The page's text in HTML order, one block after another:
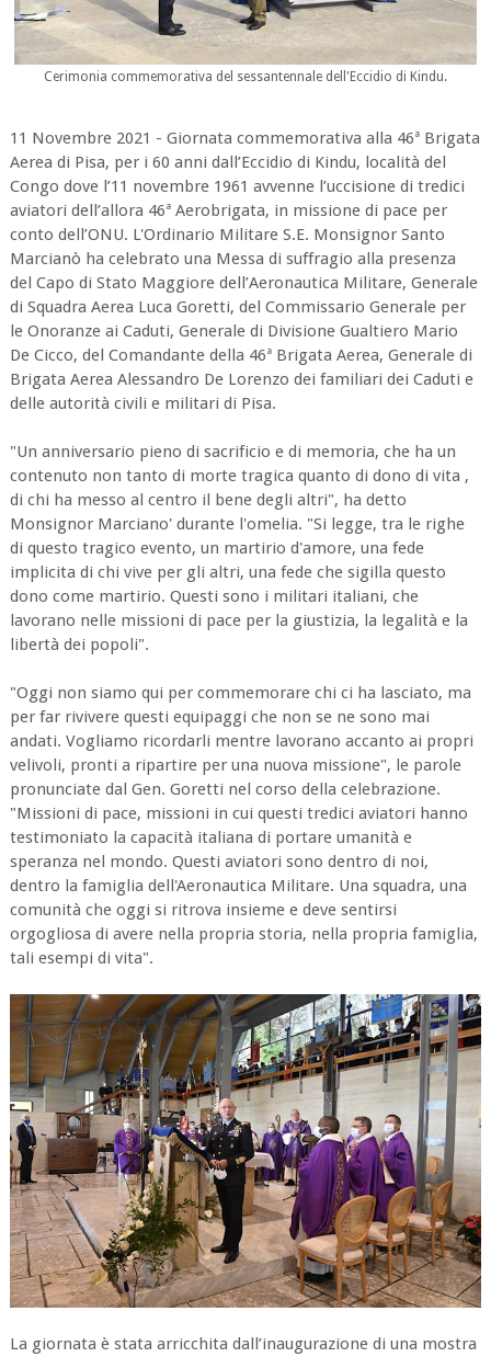
Cerimonia commemorativa del sessantennale dell'Eccidio di Kindu.
11 Novembre 2021 - Giornata commemorativa alla 46ª Brigata
Aerea di Pisa, per i 60 anni dall’Eccidio di Kindu, località del
Congo dove l’11 novembre 1961 avvenne l’uccisione di tredici
aviatori dell’allora 46ª Aerobrigata, in missione di pace per
conto dell’ONU. L'Ordinario Militare S.E. Monsignor Santo
Marcianò ha celebrato una Messa di suffragio alla presenza
del Capo di Stato Maggiore dell’Aeronautica Militare, Generale
di Squadra Aerea Luca Goretti, del Commissario Generale per
le Onoranze ai Caduti, Generale di Divisione Gualtiero Mario
De Cicco, del Comandante della 46ª Brigata Aerea, Generale di
Brigata Aerea Alessandro De Lorenzo dei familiari dei Caduti e
delle autorità civili e militari di Pisa.
"Un anniversario pieno di sacrificio e di memoria, che ha un
contenuto non tanto di morte tragica quanto di dono di vita ,
di chi ha messo al centro il bene degli altri", ha detto
Monsignor Marciano' durante l'omelia. "Si legge, tra le righe
di questo tragico evento, un martirio d'amore, una fede
implicita di chi vive per gli altri, una fede che sigilla questo
dono come martirio. Questi sono i militari italiani, che
lavorano nelle missioni di pace per la giustizia, la legalità e la
libertà dei popoli".
"Oggi non siamo qui per commemorare chi ci ha lasciato, ma
per far rivivere questi equipaggi che non se ne sono mai
andati. Vogliamo ricordarli mentre lavorano accanto ai propri
velivoli, pronti a ripartire per una nuova missione", le parole
pronunciate dal Gen. Goretti nel corso della celebrazione.
"Missioni di pace, missioni in cui questi tredici aviatori hanno
testimoniato la capacità italiana di portare umanità e
speranza nel mondo. Questi aviatori sono dentro di noi,
dentro la famiglia dell'Aeronautica Militare. Una squadra, una
comunità che oggi si ritrova insieme e deve sentirsi
orgogliosa di avere nella propria storia, nella propria famiglia,
tali esempi di vita".
La giornata è stata arricchita dall’inaugurazione di una mostra